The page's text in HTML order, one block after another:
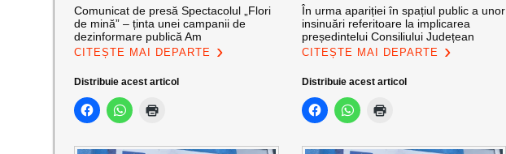
Comunicat de presă Spectacolul „Flori
de mină” – ținta unei campanii de
dezinformare publică Am
CITEȘTE MAI DEPARTE
Distribuie acest articol
În urma apariției în spațiul public a unor
insinuări referitoare la implicarea
președintelui Consiliului Județean
CITEȘTE MAI DEPARTE
Distribuie acest articol